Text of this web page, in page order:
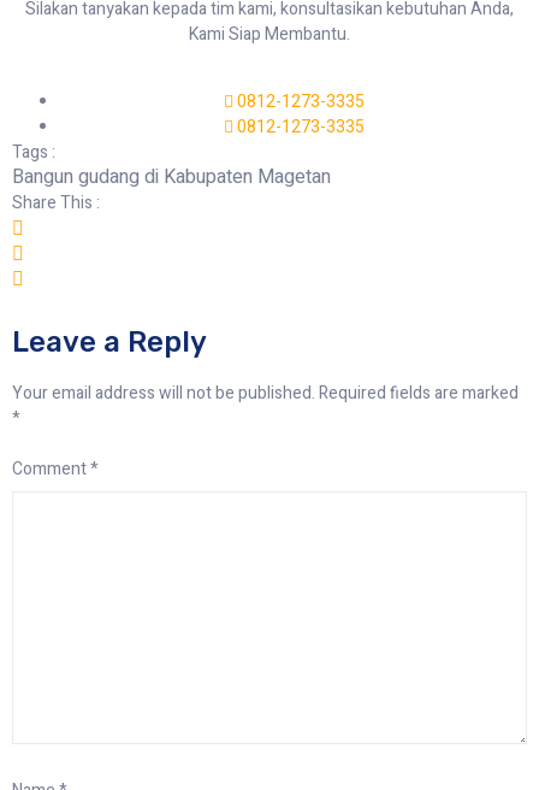
Silakan tanyakan kepada tim kami, konsultasikan kebutuhan Anda,
Kami Siap Membantu.
0812-1273-3335
0812-1273-3335
Tags :
Bangun gudang di Kabupaten Magetan
Share This :
Leave a Reply
Your email address will not be published.Required fields are marked
*
Comment*